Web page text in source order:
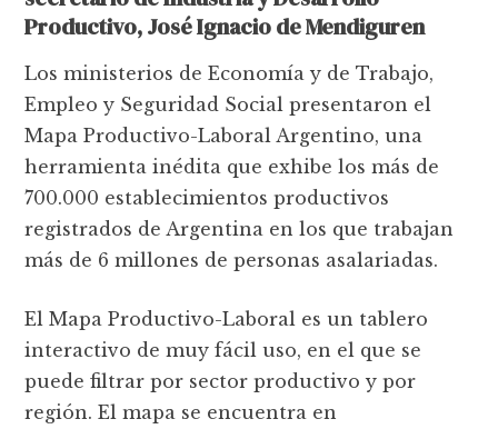
Productivo, José Ignacio de Mendiguren
Los ministerios de Economía y de Trabajo,
Empleo y Seguridad Social presentaron el
Mapa Productivo-Laboral Argentino, una
herramienta inédita que exhibe los más de
700.000 establecimientos productivos
registrados de Argentina en los que trabajan
más de 6 millones de personas asalariadas.
El Mapa Productivo-Laboral es un tablero
interactivo de muy fácil uso, en el que se
puede filtrar por sector productivo y por
región. El mapa se encuentra en